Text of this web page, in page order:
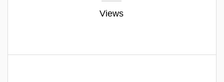
Views